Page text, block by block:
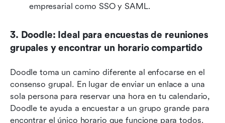
empresarial como SSO y SAML.
3. Doodle: Ideal para encuestas de reuniones
grupales y encontrar un horario compartido
Doodle toma un camino diferente al enfocarse en el
consenso grupal. En lugar de enviar un enlace a una
sola persona para reservar una hora en tu calendario,
Doodle te ayuda a encuestar a un grupo grande para
encontrar el único horario que funcione para todos.